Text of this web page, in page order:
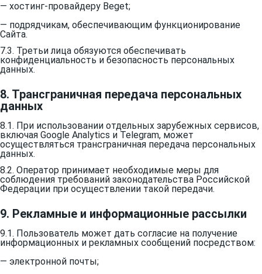
— хостинг-провайдеру Beget;
— подрядчикам, обеспечивающим функционирование
Сайта.
7.3. Третьи лица обязуются обеспечивать
конфиденциальность и безопасность персональных
данных.
8. Трансграничная передача персональных
данных
8.1. При использовании отдельных зарубежных сервисов,
включая Google Analytics и Telegram, может
осуществляться трансграничная передача персональных
данных.
8.2. Оператор принимает необходимые меры для
соблюдения требований законодательства Российской
Федерации при осуществлении такой передачи.
9. Рекламные и информационные рассылки
9.1. Пользователь может дать согласие на получение
информационных и рекламных сообщений посредством:
— электронной почты;